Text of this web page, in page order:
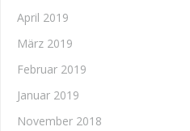
April 2019
März 2019
Februar 2019
Januar 2019
November 2018